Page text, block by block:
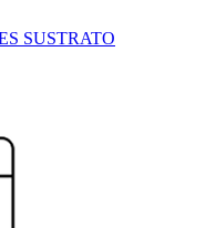
SUSTRATO